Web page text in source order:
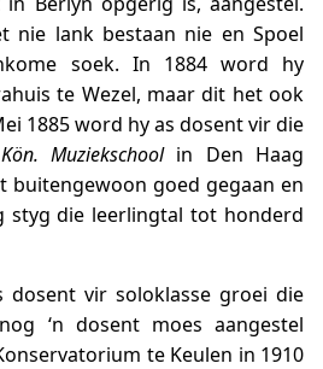
nie lank bestaan nie en Spoel
soek. In 1884 word hy
te Wezel, maar dit het ook
1885 word hy as dosent vir die
Kön. Muziekschoolin Den Haag
buitengewoon goed gegaan en
styg die leerlingtal tot honderd
dosent vir soloklasse groei die
‘n dosent moes aangestel
te Keulen in 1910